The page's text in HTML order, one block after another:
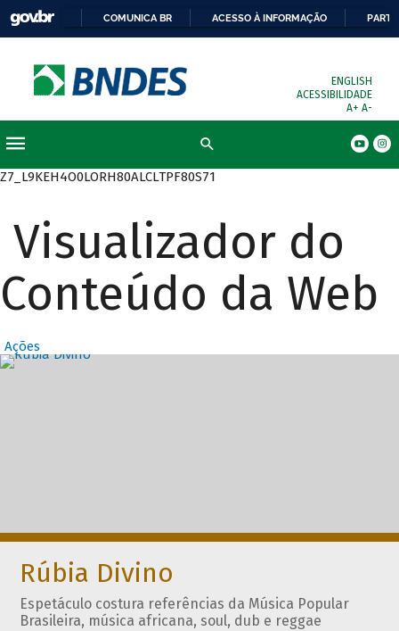
COMUNICA BR ACESSO À INFORMAÇÃO
ENGLISH
ACESSIBILIDADE
A+ A-
Z7_L9KEH4O0LORH80ALCLTPF80S71
Visualizador do
Conteúdo da Web
Ações
Destaques
Rúbia Divino
Espetáculo costura referências da Música Popular
Brasileira, música africana, soul, dub e reggae